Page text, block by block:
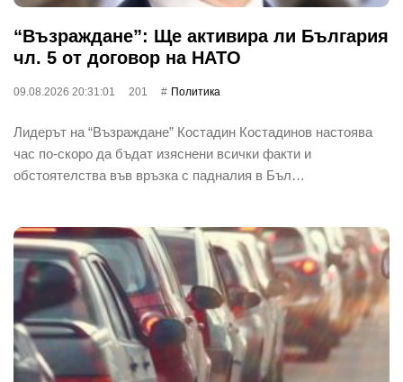
“Възраждане”: Ще активира ли България
чл. 5 от договор на НАТО
09.08.2026 20:31:01 201 Политика
Лидерът на “Възраждане” Костадин Костадинов настоява
час по-скоро да бъдат изяснени всички факти и
обстоятелства във връзка с падналия в Бъл…